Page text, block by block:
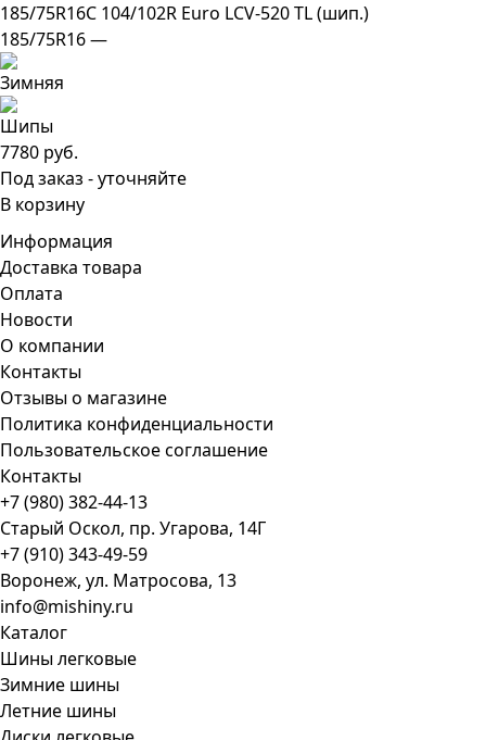
185/75R16C 104/102R Euro LCV-520 TL (шип.)
185/75R16 —
7780 руб.
Под заказ - уточняйте
В корзину
Информация
Доставка товара
Оплата
Новости
О компании
Контакты
Отзывы о магазине
Политика конфиденциальности
Пользовательское соглашение
Контакты
+7 (980) 382-44-13
Старый Оскол, пр. Угарова, 14Г
+7 (910) 343-49-59
Воронеж, ул. Матросова, 13
info@mishiny.ru
Каталог
Шины легковые
Зимние шины
Летние шины